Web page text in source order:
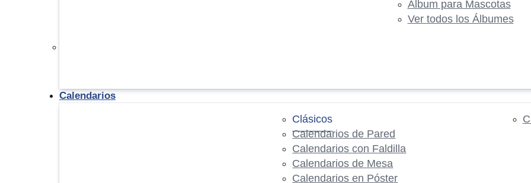
Álbum para Mascotas
Ver todos los Álbumes
Calendarios
Clásicos
Calendarios de Pared
Calendarios con Faldilla
Calendarios de Mesa
Calendarios en Póster